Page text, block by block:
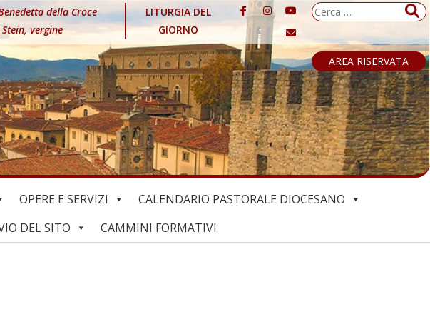
della Croce
vergine
LITURGIA DEL
GIORNO
Ricerca
AREA RISERVATA
OPERE E SERVIZI
CALENDARIO PASTORALE DIOCESANO
DEL SITO CAMMINI FORMATIVI